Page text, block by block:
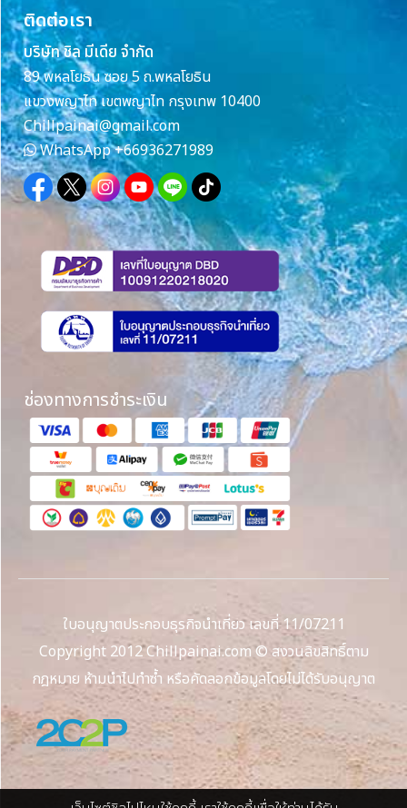
ติดต่อเรา
บริษัท ชิล มีเดีย จำกัด
89 พหลโยธิน ซอย 5 ถ.พหลโยธิน
แขวงพญาไท เขตพญาไท กรุงเทพ 10400
Chillpainai@gmail.com
WhatsApp+66936271989
ช่องทางการชำระเงิน
ใบอนุญาตประกอบธุรกิจนำเที่ยว เลขที่ 11/07211
Copyright 2012 Chillpainai.com © สงวนลิขสิทธิ์ตาม
กฎหมาย ห้ามนำไปทำซ้ำ หรือคัดลอกข้อมูลโดยไม่ได้รับอนุญาต